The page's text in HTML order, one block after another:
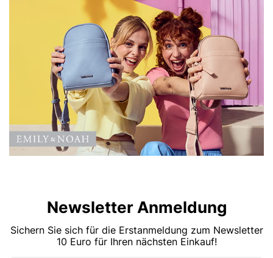
Newsletter Anmeldung
Sichern Sie sich für die Erstanmeldung zum Newsletter
10 Euro für Ihren nächsten Einkauf!